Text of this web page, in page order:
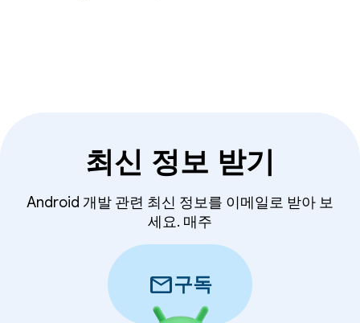
최신 정보 받기
Android 개발 관련 최신 정보를 이메일로 받아 보
세요. 매주
mail구독